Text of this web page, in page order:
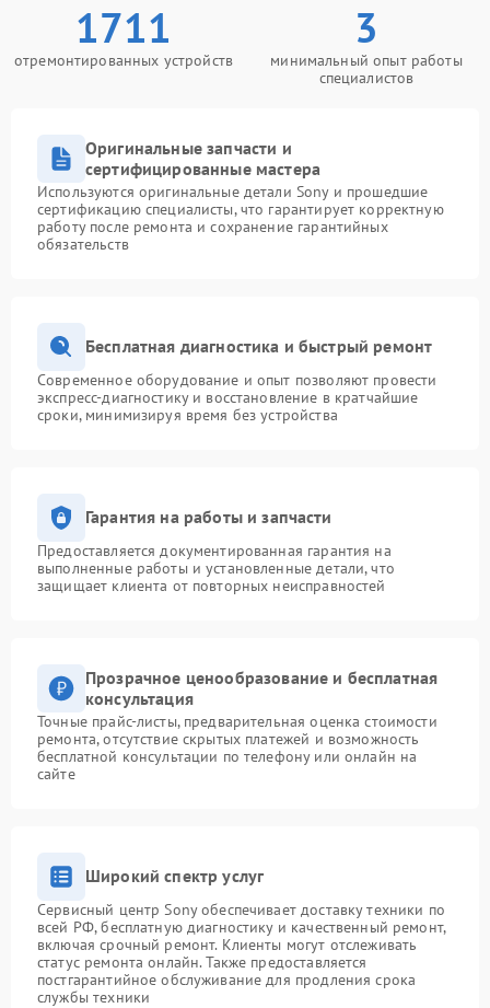
1711
отремонтированных устройств
3
минимальный опыт работы
специалистов
Оригинальные запчасти и
сертифицированные мастера
Используются оригинальные детали Sony и прошедшие
сертификацию специалисты, что гарантирует корректную
работу после ремонта и сохранение гарантийных
обязательств
Бесплатная диагностика и быстрый ремонт
Современное оборудование и опыт позволяют провести
экспресс-диагностику и восстановление в кратчайшие
сроки, минимизируя время без устройства
Гарантия на работы и запчасти
Предоставляется документированная гарантия на
выполненные работы и установленные детали, что
защищает клиента от повторных неисправностей
Прозрачное ценообразование и бесплатная
консультация
Точные прайс-листы, предварительная оценка стоимости
ремонта, отсутствие скрытых платежей и возможность
бесплатной консультации по телефону или онлайн на
сайте
Широкий спектр услуг
Сервисный центр Sony обеспечивает доставку техники по
всей РФ, бесплатную диагностику и качественный ремонт,
включая срочный ремонт. Клиенты могут отслеживать
статус ремонта онлайн. Также предоставляется
постгарантийное обслуживание для продления срока
службы техники